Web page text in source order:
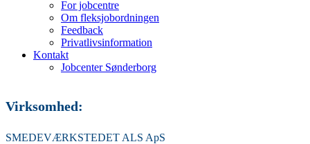
For jobcentre
Om fleksjobordningen
Feedback
Privatlivsinformation
Kontakt
Jobcenter Sønderborg
Virksomhed:
SMEDEVÆRKSTEDET ALS ApS